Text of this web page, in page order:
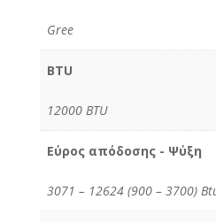
Gree
BTU
12000 BTU
Εύρος απόδοσης - Ψύξη
3071 – 12624 (900 – 3700)